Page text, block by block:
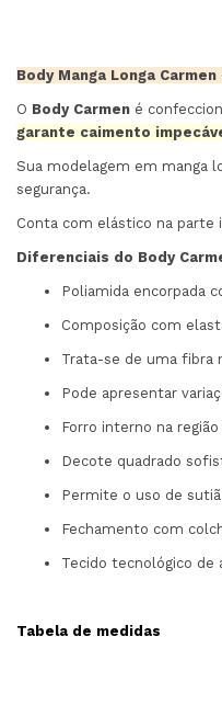
Body Manga Longa
O Body Carmen é
garante caimento
Sua modelagem em manga
segurança.
Conta com elástico na parte
Diferenciais do Body
Poliamida encorpada
Composição com
Trata-se de uma fibra
Pode apresentar
Forro interno na
Decote quadrado
Permite o uso de sutiã
Fechamento com
Tecido tecnológico de
Tabela de medidas